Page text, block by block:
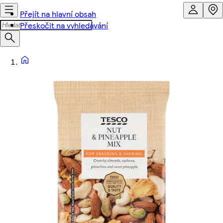
Přejít na hlavní obsah
Přeskočit na vyhledávání